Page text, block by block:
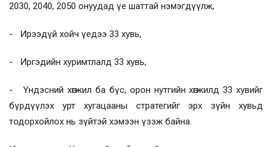
2030, 2040, 2050 онуудад үе шаттай нэмэгдүүлж,
- Ирээдүй хойч үедээ 33 хувь,
- Иргэдийн хуримтлалд 33 хувь,
- Үндэсний хөгжил ба бүс, орон нутгийн хөгжилд 33 хувийг
бүрдүүлэх урт хугацааны стратегийг эрх зүйн хувьд
тодорхойлох нь зүйтэй хэмээн үзэж байна.